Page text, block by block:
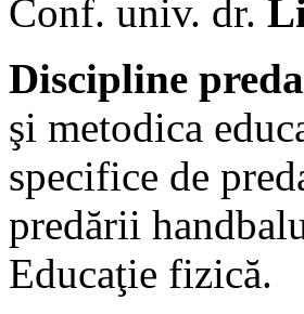
Conf. univ. dr.
Discipline
şi metodica
specifice de
predării
Educaţie fizică.